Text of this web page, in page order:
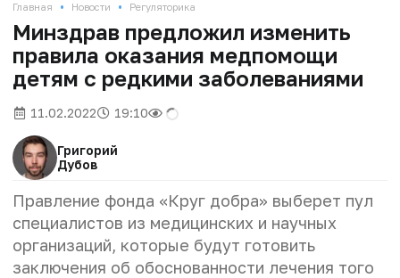
Главная • Новости • Регуляторика
Минздрав предложил изменить
правила оказания медпомощи
детям с редкими заболеваниями
11.02.2022 19:10
Григорий
Дубов
Правление фонда «Круг добра» выберет пул
специалистов из медицинских и научных
организаций, которые будут готовить
заключения об обоснованности лечения того